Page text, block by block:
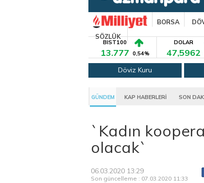
BORSA
SÖZLÜK
BIST100
13.777 0,54%
DOLAR
47,5962
Döviz Kuru
GÜNDEM KAP HABERLERİ SON
`Kadın
olacak`
06.03.2020 13:29
Son güncelleme : 07.03.2020 11:33